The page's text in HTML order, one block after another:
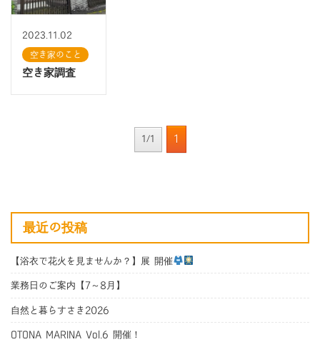
2023.11.02
空き家のこと
空き家調査
1/1 1
最近の投稿
【浴衣で花火を見ませんか？】展 開催
業務日のご案内【7～8月】
自然と暮らすさき2026
OTONA MARINA Vol.6 開催！